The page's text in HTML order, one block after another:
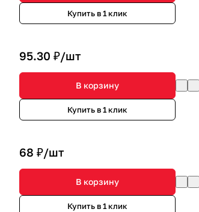
Купить в 1 клик
95.30 ₽/шт
В корзину
Купить в 1 клик
68 ₽/шт
В корзину
Купить в 1 клик